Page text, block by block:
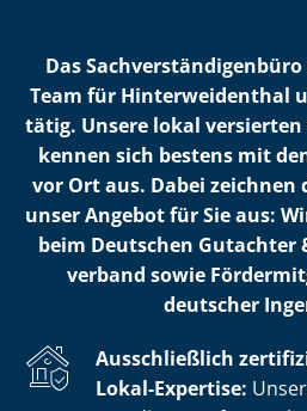
Das
Team für Hin­ter­wei­den­thal
tätig. Unsere lokal
kennen sich bestens mit
vor Ort aus. Dabei zeichnen
unser Angebot für Sie aus:
beim Deutschen Gutachter
ver­band sowie
deutscher
Ausschließlich
Lokal-Expertise: